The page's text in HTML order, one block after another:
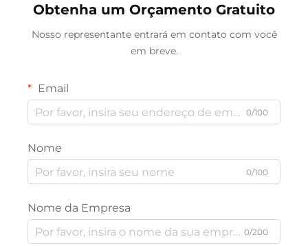
Obtenha um Orçamento Gratuito
Nosso representante entrará em contato com você
em breve.
Email
0/100
Nome
0/100
Nome da Empresa
0/200